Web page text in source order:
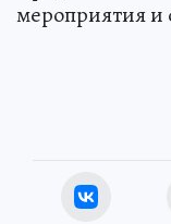
мероприятия и